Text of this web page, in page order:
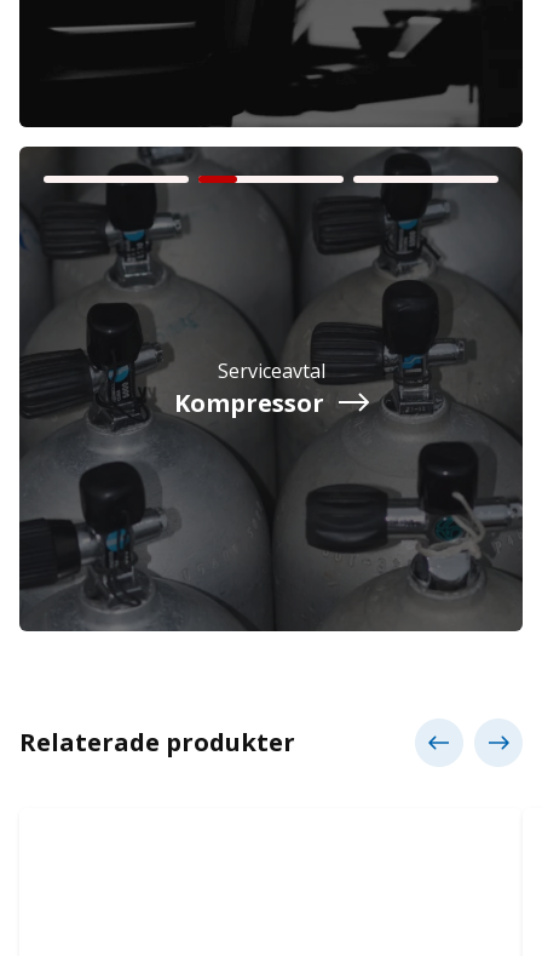
Företag Exkl. moms
Privatperson Inkl. moms
Serviceavtal
Kompressor
Relaterade produkter